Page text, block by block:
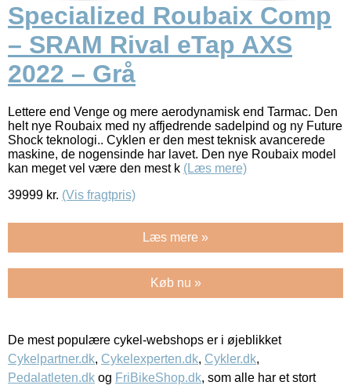
Specialized Roubaix Comp
– SRAM Rival eTap AXS
2022 – Grå
Lettere end Venge og mere aerodynamisk end Tarmac. Den
helt nye Roubaix med ny affjedrende sadelpind og ny Future
Shock teknologi.. Cyklen er den mest teknisk avancerede
maskine, de nogensinde har lavet. Den nye Roubaix model
kan meget vel være den mest k (Læs mere)
39999 kr. (Vis fragtpris)
Læs mere »
Køb nu »
De mest populære cykel-webshops er i øjeblikket
Cykelpartner.dk, Cykelexperten.dk, Cykler.dk,
Pedalatleten.dk og FriBikeShop.dk, som alle har et stort